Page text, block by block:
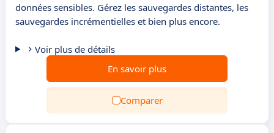
données sensibles. Gérez les sauvegardes distantes, les
sauvegardes incrémentielles et bien plus encore.
Voir plus de détails
En savoir plus
Comparer